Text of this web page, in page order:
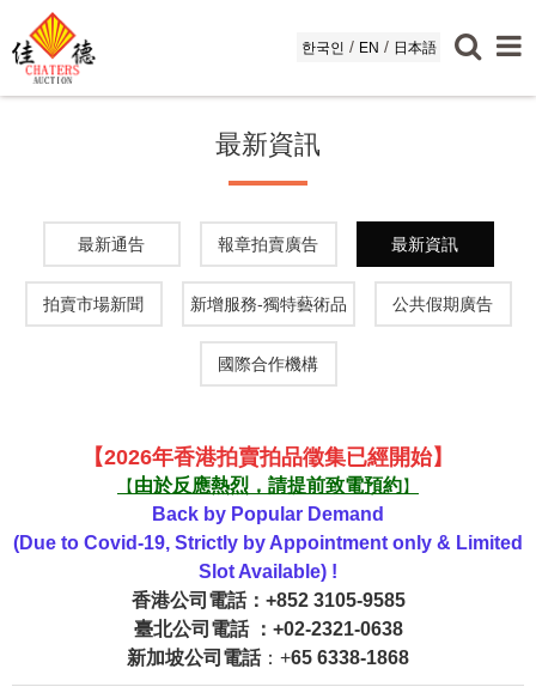
한국인 / EN / 日本語
最新資訊
最新通告 報章拍賣廣告 最新資訊
拍賣市場新聞 新增服務-獨特藝術品 公共假期廣告
國際合作機構
【2026年香港拍賣拍品徵集已經開始】
【由於反應熱烈，請提前致電預約】
Back by Popular Demand
(Due to Covid-19, Strictly by Appointment only & Limited
Slot Available) !
香港公司 電話：+852 3105-9585
臺北公司 電話：+02-2321-0638
新加坡公司 電話：+65 6338-1868